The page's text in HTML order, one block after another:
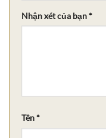
Nhận xét của bạn*
Tên*